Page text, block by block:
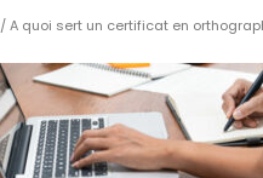
/ A quoi sert un certificat en